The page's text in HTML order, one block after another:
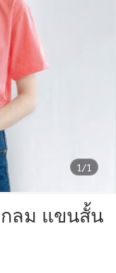
1/1
กลม แขนสั้น